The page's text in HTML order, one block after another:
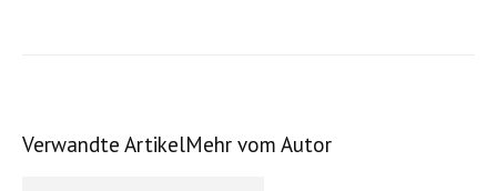
Verwandte ArtikelMehr vom Autor